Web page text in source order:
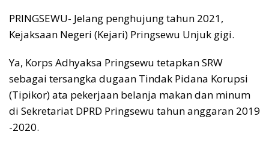
PRINGSEWU- Jelang penghujung tahun 2021,
Kejaksaan Negeri (Kejari) Pringsewu Unjuk gigi.
Ya, Korps Adhyaksa Pringsewu tetapkan SRW
sebagai tersangka dugaan Tindak Pidana Korupsi
(Tipikor) ata pekerjaan belanja makan dan minum
di Sekretariat DPRD Pringsewu tahun anggaran 2019
-2020.